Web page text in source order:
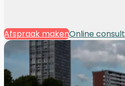
Afspraak makenOnline consult